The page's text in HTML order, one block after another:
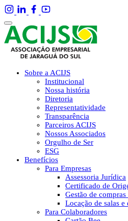
Sobre a ACIJS
Institucional
Nossa história
Diretoria
Representatividade
Transparência
Parceiros ACIJS
Nossos Associados
Orgulho de Ser
ESG
Benefícios
Para Empresas
Assessoria Jurídica
Certificado de
Gestão de
Locação de salas
Para Colaboradores